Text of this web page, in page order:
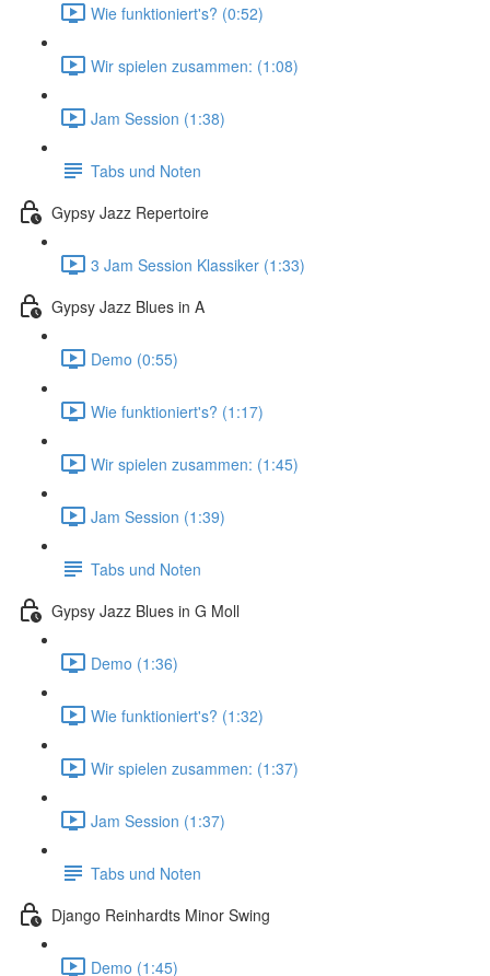
Wie funktioniert's? (0:52)
Wir spielen zusammen: (1:08)
Jam Session (1:38)
Tabs und Noten
Gypsy Jazz Repertoire
3 Jam Session Klassiker (1:33)
Gypsy Jazz Blues in A
Demo (0:55)
Wie funktioniert's? (1:17)
Wir spielen zusammen: (1:45)
Jam Session (1:39)
Tabs und Noten
Gypsy Jazz Blues in G Moll
Demo (1:36)
Wie funktioniert's? (1:32)
Wir spielen zusammen: (1:37)
Jam Session (1:37)
Tabs und Noten
Django Reinhardts Minor Swing
Demo (1:45)